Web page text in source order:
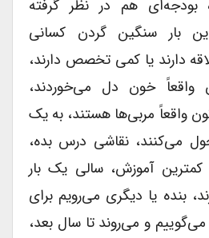
بودجه‌ای هم در نظر گرفته
بار سنگین گردن کسانی
دارند یا کمی تخصص دارند،
واقعاً خون دل می‌خوردند،
واقعاً مربی‌ها هستند، به یک
می‌کنند، نقاشی درس بده،
آموزش، سالی یک ‌بار
بنده‌ یا دیگری می‌رویم برای
و می‌روند تا سال بعد،